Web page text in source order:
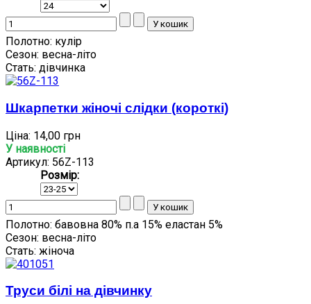
Полотно: кулір
Сезон: весна-літо
Стать: дівчинка
Шкарпетки жіночі слідки (короткі)
Ціна: 14,00 грн
У наявності
Артикул: 56Z-113
Розмір:
Полотно: бавовна 80% п.а 15% еластан 5%
Сезон: весна-літо
Стать: жіноча
Труси білі на дівчинку